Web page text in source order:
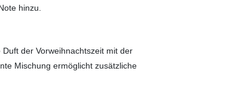
hinzu.
der Vorweihnachtszeit mit der
Mischung ermöglicht zusätzliche